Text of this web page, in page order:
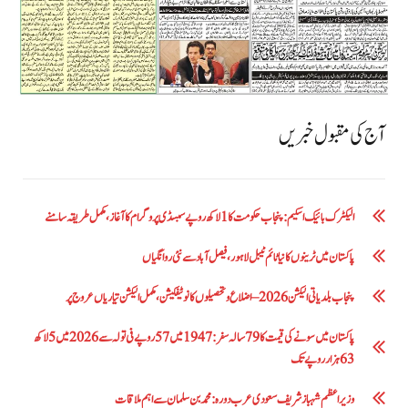
آج کی مقبول خبریں
الیکٹرک بائیک اسکیم: پنجاب حکومت کا1 لاکھ روپے سبسڈی پروگرام کا آغاز ،مکمل طریقہ سامنے
پاکستان میں ٹرینوں کا نیا ٹائم ٹیبل لاہور، فیصل آباد سے نئی روانگیاں
پنجاب بلدیاتی الیکشن 2026 – اضلاع و تحصیلوں کا نوٹیفکیشن، مکمل الیکشن تیاریاں عروج پر
پاکستان میں سونے کی قیمت کا 79 سالہ سفر: 1947 میں 57 روپے فی تولہ سے 2026 میں 5 لاکھ
63 ہزار روپے تک
وزیراعظم شہباز شریف سعودی عرب دورہ: محمد بن سلمان سے اہم ملاقات